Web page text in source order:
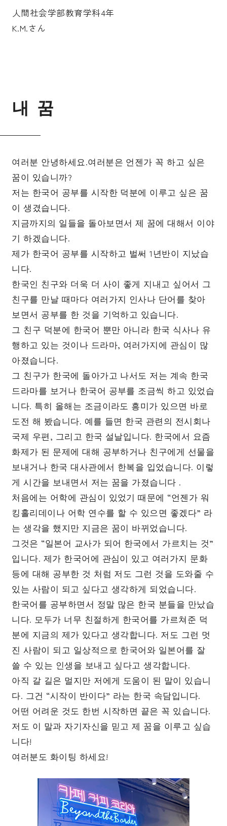
学校法人日本女子大学
附属豊明幼稚園
人間社会学部教育学科4年
K.M.さん
내 꿈
여러분 안녕하세요.여러분은 언젠가 꼭 하고 싶은
꿈이 있습니까?
저는 한국어 공부를 시작한 덕분에 이루고 싶은 꿈
이 생겼습니다.
지금까지의 일들을 돌아보면서 제 꿈에 대해서 이야
기 하겠습니다.
제가 한국어 공부를 시작하고 벌써 1년반이 지났습
니다.
한국인 친구와 더욱 더 사이 좋게 지내고 싶어서 그
친구를 만날 때마다 여러가지 인사나 단어를 찾아
보면서 공부를 한 것을 기억하고 있습니다.
그 친구 덕분에 한국어 뿐만 아니라 한국 식사나 유
행하고 있는 것이나 드라마, 여러가지에 관심이 많
아졌습니다.
그 친구가 한국에 돌아가고 나서도 저는 계속 한국
드라마를 보거나 한국어 공부를 조금씩 하고 있었습
니다. 특히 올해는 조금이라도 흥미가 있으면 바로
도전 해 봤습니다. 예를 들면 한국 관련의 전시회나
국제 우편, 그리고 한국 설날입니다. 한국에서 요즘
화제가 된 문제에 대해 공부하거나 친구에게 선물을
보내거나 한국 대사관에서 한복을 입었습니다. 이렇
게 시간을 보내면서 저는 꿈을 가졌습니다 .
처음에는 어학에 관심이 있었기 때문에 “언젠가 워
킹홀리데이나 어학 연수를 할 수 있으면 좋겠다” 라
는 생각을 했지만 지금은 꿈이 바뀌었습니다.
그것은 “일본어 교사가 되어 한국에서 가르치는 것”
입니다. 제가 한국어에 관심이 있고 여러가지 문화
등에 대해 공부한 것 처럼 저도 그런 것을 도와줄 수
있는 사람이 되고 싶다고 생각하게 되었습니다.
한국어를 공부하면서 정말 많은 한국 분들을 만났습
니다. 모두가 너무 친절하게 한국어를 가르쳐준 덕
분에 지금의 제가 있다고 생각합니다. 저도 그런 멋
진 사람이 되고 일상적으로 한국어와 일본어를 잘
쓸 수 있는 인생을 보내고 싶다고 생각합니다.
아직 갈 길은 멀지만 저에게 도움이 된 말이 있습니
다. 그건 “시작이 반이다” 라는 한국 속담입니다.
어떤 어려운 것도 한번 시작하면 끝은 꼭 있습니다.
저도 이 말과 자기자신을 믿고 제 꿈을 이루고 싶습
니다!
여러분도 화이팅 하세요!